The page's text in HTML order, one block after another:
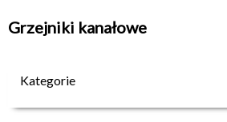
Grzejniki kanałowe
Kategorie